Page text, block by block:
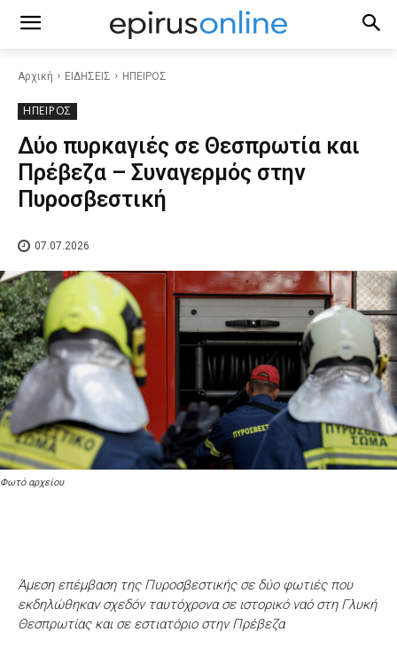
Αρχική ΕΙΔΗΣΕΙΣ ΗΠΕΙΡΟΣ
ΗΠΕΙΡΟΣ
Δύο πυρκαγιές σε Θεσπρωτία και
Πρέβεζα – Συναγερμός στην
Πυροσβεστική
07.07.2026
Φωτό αρχείου
Άμεση επέμβαση της Πυροσβεστικής σε δύο φωτιές που
εκδηλώθηκαν σχεδόν ταυτόχρονα σε ιστορικό ναό στη Γλυκή
Θεσπρωτίας και σε εστιατόριο στην Πρέβεζα